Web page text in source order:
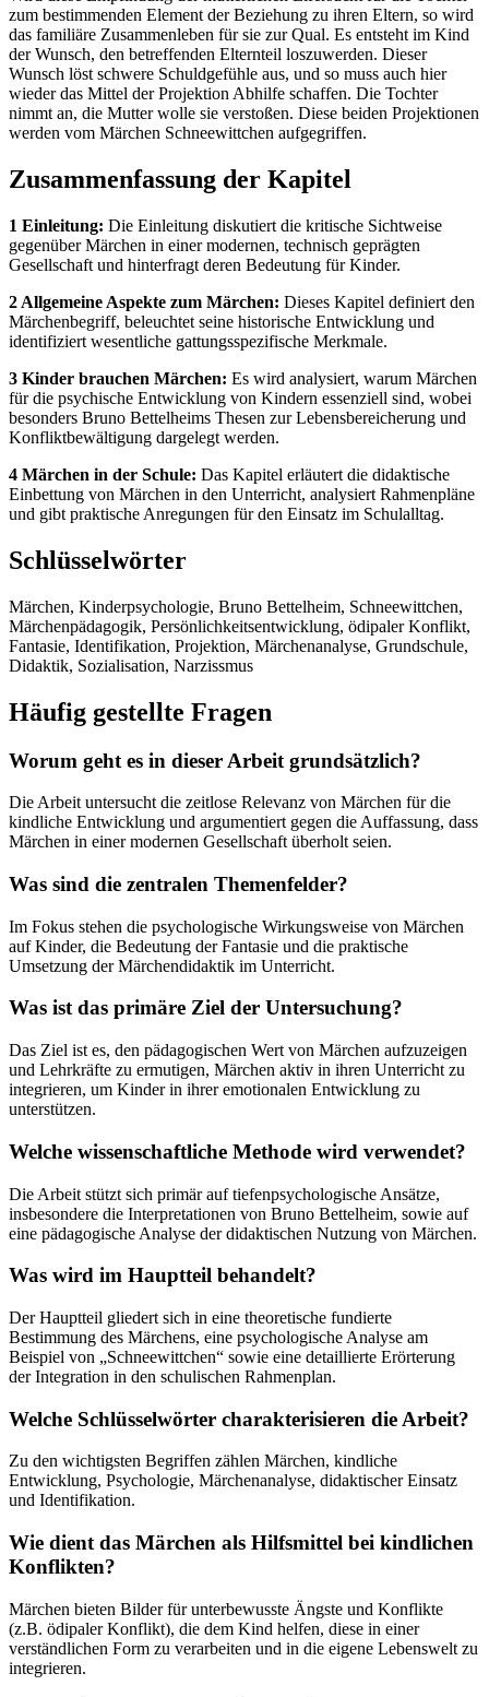
zum bestimmenden Element der Beziehung zu ihren Eltern, so wird
das familiäre Zusammenleben für sie zur Qual. Es entsteht im Kind
der Wunsch, den betreffenden Elternteil loszuwerden. Dieser
Wunsch löst schwere Schuldgefühle aus, und so muss auch hier
wieder das Mittel der Projektion Abhilfe schaffen. Die Tochter
nimmt an, die Mutter wolle sie verstoßen. Diese beiden Projektionen
werden vom Märchen Schneewittchen aufgegriffen.
Zusammenfassung der Kapitel
1 Einleitung: Die Einleitung diskutiert die kritische Sichtweise
gegenüber Märchen in einer modernen, technisch geprägten
Gesellschaft und hinterfragt deren Bedeutung für Kinder.
2 Allgemeine Aspekte zum Märchen: Dieses Kapitel definiert den
Märchenbegriff, beleuchtet seine historische Entwicklung und
identifiziert wesentliche gattungsspezifische Merkmale.
3 Kinder brauchen Märchen: Es wird analysiert, warum Märchen
für die psychische Entwicklung von Kindern essenziell sind, wobei
besonders Bruno Bettelheims Thesen zur Lebensbereicherung und
Konfliktbewältigung dargelegt werden.
4 Märchen in der Schule: Das Kapitel erläutert die didaktische
Einbettung von Märchen in den Unterricht, analysiert Rahmenpläne
und gibt praktische Anregungen für den Einsatz im Schulalltag.
Schlüsselwörter
Märchen, Kinderpsychologie, Bruno Bettelheim, Schneewittchen,
Märchenpädagogik, Persönlichkeitsentwicklung, ödipaler Konflikt,
Fantasie, Identifikation, Projektion, Märchenanalyse, Grundschule,
Didaktik, Sozialisation, Narzissmus
Häufig gestellte Fragen
Worum geht es in dieser Arbeit grundsätzlich?
Die Arbeit untersucht die zeitlose Relevanz von Märchen für die
kindliche Entwicklung und argumentiert gegen die Auffassung, dass
Märchen in einer modernen Gesellschaft überholt seien.
Was sind die zentralen Themenfelder?
Im Fokus stehen die psychologische Wirkungsweise von Märchen
auf Kinder, die Bedeutung der Fantasie und die praktische
Umsetzung der Märchendidaktik im Unterricht.
Was ist das primäre Ziel der Untersuchung?
Das Ziel ist es, den pädagogischen Wert von Märchen aufzuzeigen
und Lehrkräfte zu ermutigen, Märchen aktiv in ihren Unterricht zu
integrieren, um Kinder in ihrer emotionalen Entwicklung zu
unterstützen.
Welche wissenschaftliche Methode wird verwendet?
Die Arbeit stützt sich primär auf tiefenpsychologische Ansätze,
insbesondere die Interpretationen von Bruno Bettelheim, sowie auf
eine pädagogische Analyse der didaktischen Nutzung von Märchen.
Was wird im Hauptteil behandelt?
Der Hauptteil gliedert sich in eine theoretische fundierte
Bestimmung des Märchens, eine psychologische Analyse am
Beispiel von „Schneewittchen“ sowie eine detaillierte Erörterung
der Integration in den schulischen Rahmenplan.
Welche Schlüsselwörter charakterisieren die Arbeit?
Zu den wichtigsten Begriffen zählen Märchen, kindliche
Entwicklung, Psychologie, Märchenanalyse, didaktischer Einsatz
und Identifikation.
Wie dient das Märchen als Hilfsmittel bei kindlichen
Konflikten?
Märchen bieten Bilder für unterbewusste Ängste und Konflikte
(z.B. ödipaler Konflikt), die dem Kind helfen, diese in einer
verständlichen Form zu verarbeiten und in die eigene Lebenswelt zu
integrieren.